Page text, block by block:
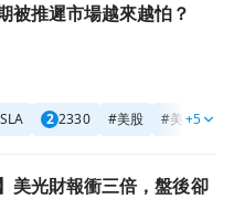
被推遲市場越來越怕？
2 2330 #美股 #美股K線
+5
，盤後卻跌5%在怕什麼？
美光財報衝三倍，盤後卻